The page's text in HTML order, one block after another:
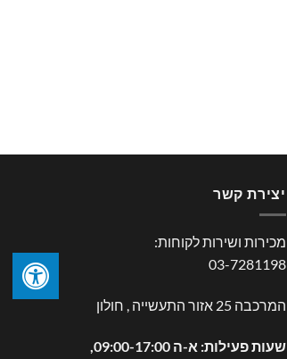
יצירת קשר
מכירות ושירות לקוחות:
03-7281198
המרכבה 25 אזור התעשייה , חולון
שעות פעילות: א-ה 09:00-17:00,